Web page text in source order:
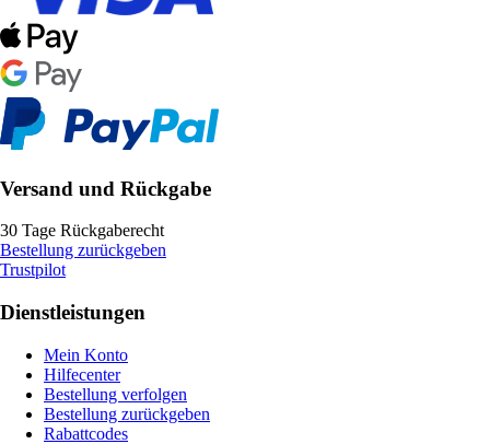
Versand und Rückgabe
30 Tage Rückgaberecht
Bestellung zurückgeben
Trustpilot
Dienstleistungen
Mein Konto
Hilfecenter
Bestellung verfolgen
Bestellung zurückgeben
Rabattcodes